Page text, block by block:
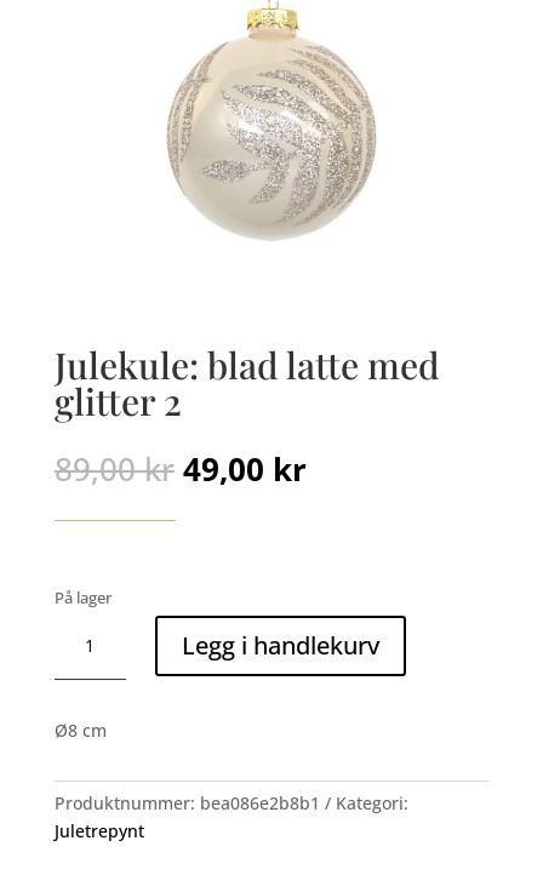
Julekule: blad latte med
glitter 2
89,00kr Opprinnelig
pris
49,00 krNåværende
På lager
blad
latte
glitter
antall
Legg i handlekurv
Ø8 cm
Produktnummer: bea086e2b8b1
Kategori:
Juletrepynt